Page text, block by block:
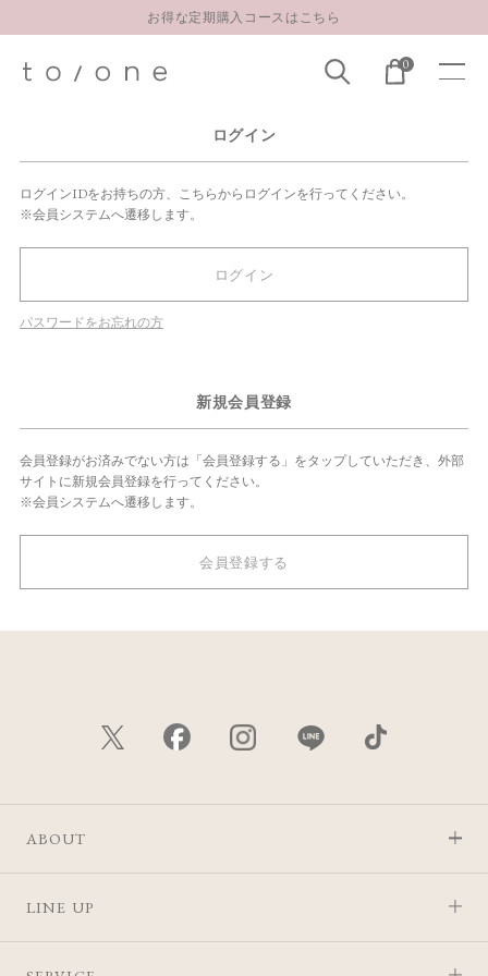
お得な定期購入コースはこちら
【重要】お盆期間中のお問い合わせと商品配送に関しまして
LINE お友達登録 500円OFFクーポンプレゼント
0
ログイン
ログインIDをお持ちの方、こちらからログインを行ってください。
※会員システムへ遷移します。
ログイン
パスワードをお忘れの方
新規会員登録
会員登録がお済みでない方は「会員登録する」をタップしていただき、外部
サイトに新規会員登録を行ってください。
※会員システムへ遷移します。
会員登録する
ABOUT
LINE UP